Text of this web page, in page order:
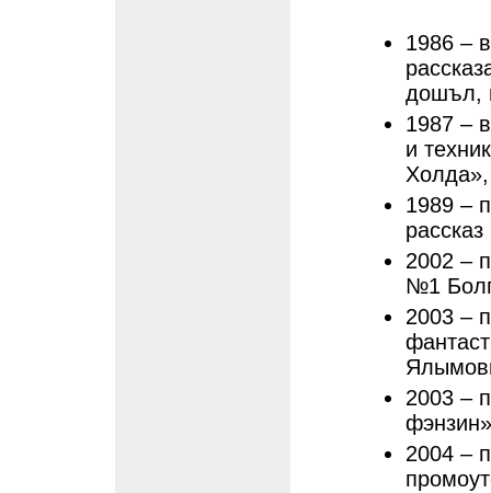
1986 –
дошъл,
1987 –
и
1989 –
2002 –
№1
2003 –
2003 –
2004 –